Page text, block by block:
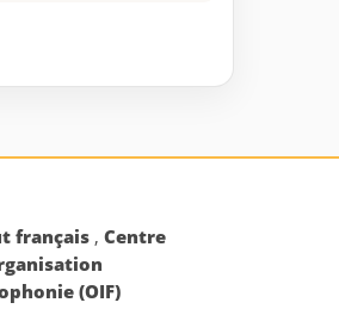
français ,Centre
(OIF)